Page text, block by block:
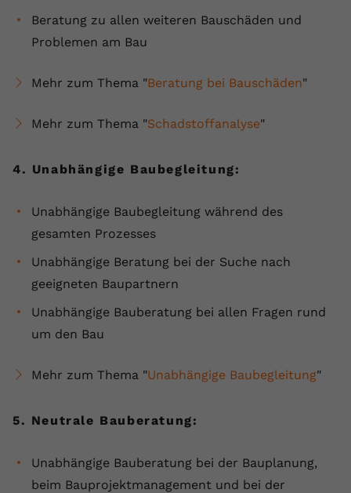
Beratung zu allen weiteren Bauschäden und
Problemen am Bau
Mehr zum Thema "Beratung bei Bauschäden"
Mehr zum Thema "Schadstoffanalyse"
4. Unabhängige Baubegleitung:
Unabhängige Baubegleitung während des
gesamten Prozesses
Unabhängige Beratung bei der Suche nach
geeigneten Baupartnern
Unabhängige Bauberatung bei allen Fragen rund
um den Bau
Mehr zum Thema "Unabhängige Baubegleitung"
5. Neutrale Bauberatung:
Unabhängige Bauberatung bei der Bauplanung,
beim Bauprojektmanagement und bei der